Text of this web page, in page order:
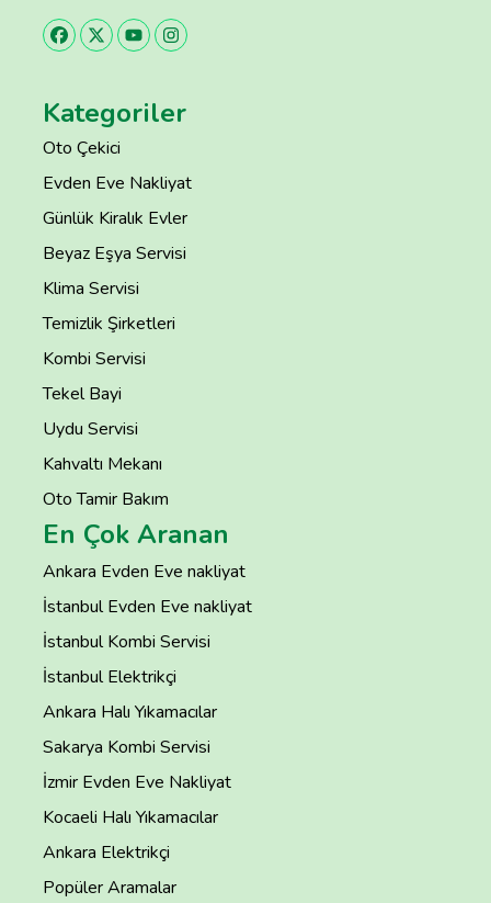
Kategoriler
Oto Çekici
Evden Eve Nakliyat
Günlük Kiralık Evler
Beyaz Eşya Servisi
Klima Servisi
Temizlik Şirketleri
Kombi Servisi
Tekel Bayi
Uydu Servisi
Kahvaltı Mekanı
Oto Tamir Bakım
En Çok Aranan
Ankara Evden Eve nakliyat
İstanbul Evden Eve nakliyat
İstanbul Kombi Servisi
İstanbul Elektrikçi
Ankara Halı Yıkamacılar
Sakarya Kombi Servisi
İzmir Evden Eve Nakliyat
Kocaeli Halı Yıkamacılar
Ankara Elektrikçi
Popüler Aramalar